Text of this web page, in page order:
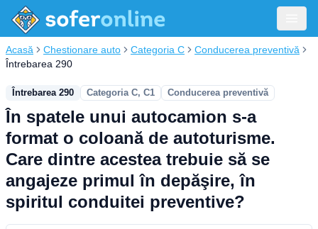
Acasă Chestionare auto Categoria C
Conducerea preventivă
Întrebarea 290
Întrebarea 290 Categoria C, C1 Conducerea preventivă
În spatele unui autocamion s-a
format o coloană de autoturisme.
Care dintre acestea trebuie să se
angajeze primul în depăşire, în
spiritul conduitei preventive?